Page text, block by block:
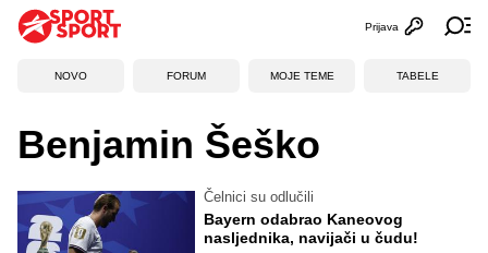
Otvori
Prijava
NOVO FORUM MOJE TEME TABELE
Benjamin Šeško
Čelnici su odlučili
Bayern odabrao Kaneovog
nasljednika, navijači u čudu!